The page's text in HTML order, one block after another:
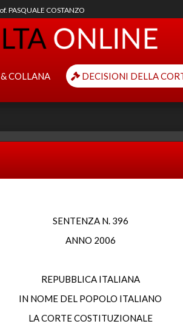
PASQUALE COSTANZO
COLLANA DECISIONI DELLA
SENTENZA N. 396
ANNO 2006
REPUBBLICA ITALIANA
IN NOME DEL POPOLO ITALIANO
LA CORTE COSTITUZIONALE